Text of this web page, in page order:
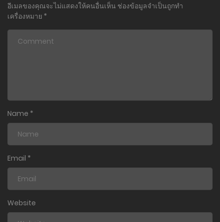
อีเมลของคุณจะไม่แสดงให้คนอื่นเห็น ช่องข้อมูลจำเป็นถูกทำ
เครื่องหมาย *
Name *
Email *
Website